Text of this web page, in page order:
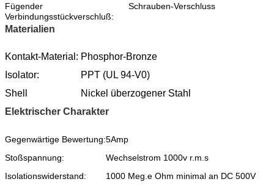
Fügender
Verbindungsstückverschluß:
Schrauben-Verschluss
Materialien
Kontakt-Material: Phosphor-Bronze
Isolator:
PPT (UL 94-V0)
Shell
Nickel überzogener Stahl
Elektrischer Charakter
Gegenwärtige Bewertung:5Amp
Stoßspannung:
Wechselstrom 1000v r.m.s
Isolationswiderstand:
1000 Meg.e Ohm minimal an DC 500V